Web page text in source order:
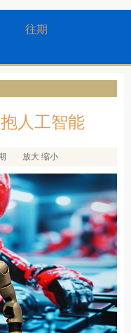
往期
人工智能
放大 缩小